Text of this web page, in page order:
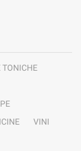
TONICHE
VINI